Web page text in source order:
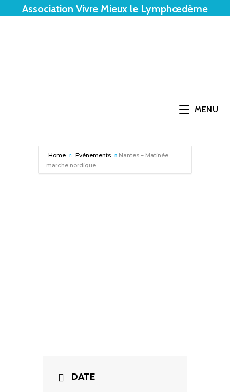
Association Vivre Mieux le Lymphœdème
MENU
Home Evénements
Nantes – Matinée
marche nordique
DATE